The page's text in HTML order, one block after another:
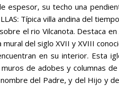
espesor, su techo una
Típica villa andina del
el rio Vilcanota. Destaca en
del siglo XVII y XVIII
en su interior. Esta
de adobes y columnas
del Padre, y del Hijo y